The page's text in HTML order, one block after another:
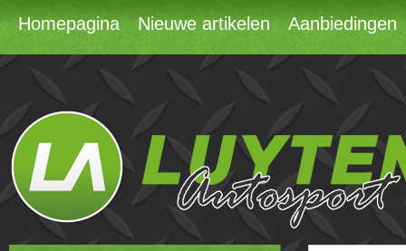
Homepagina Nieuwe artikelen Aanbiedingen